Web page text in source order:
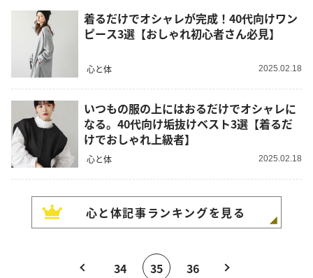
着るだけでオシャレが完成！40代向けワン
ピース3選【おしゃれ初心者さん必見】
心と体 2025.02.18
いつもの服の上にはおるだけでオシャレに
なる。40代向け垢抜けベスト3選【着るだ
けでおしゃれ上級者】
心と体 2025.02.18
心と体記事ランキングを見る
34 35 36